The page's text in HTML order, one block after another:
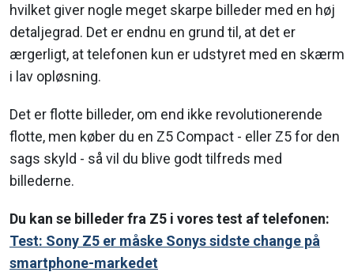
hvilket giver nogle meget skarpe billeder med en høj
detaljegrad. Det er endnu en grund til, at det er
ærgerligt, at telefonen kun er udstyret med en skærm
i lav opløsning.
Det er flotte billeder, om end ikke revolutionerende
flotte, men køber du en Z5 Compact - eller Z5 for den
sags skyld - så vil du blive godt tilfreds med
billederne.
Du kan se billeder fra Z5 i vores test af telefonen:
Test: Sony Z5 er måske Sonys sidste change på
smartphone-markedet